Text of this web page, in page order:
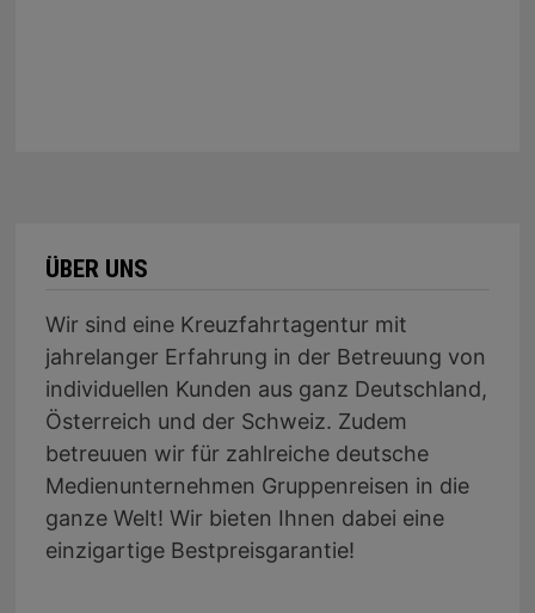
ÜBER UNS
Wir sind eine Kreuzfahrtagentur mit
jahrelanger Erfahrung in der Betreuung von
individuellen Kunden aus ganz Deutschland,
Österreich und der Schweiz. Zudem
betreuuen wir für zahlreiche deutsche
Medienunternehmen Gruppenreisen in die
ganze Welt! Wir bieten Ihnen dabei eine
einzigartige Bestpreisgarantie!